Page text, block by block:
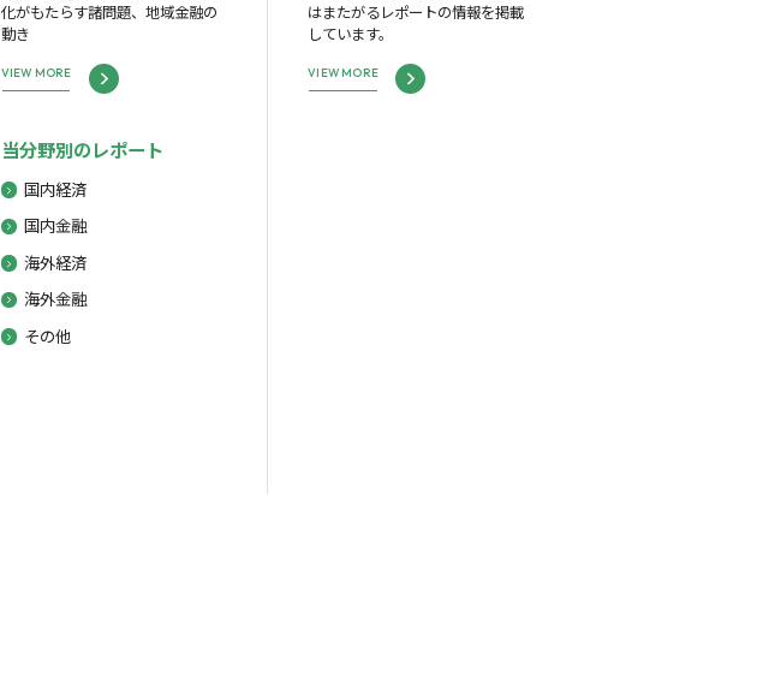
化がもたらす諸問題、地域金融の
動き
VIEW MORE
当分野別のレポート
国内経済
国内金融
海外経済
海外金融
その他
はまたがるレポートの情報を掲載
しています。
VIEW MORE